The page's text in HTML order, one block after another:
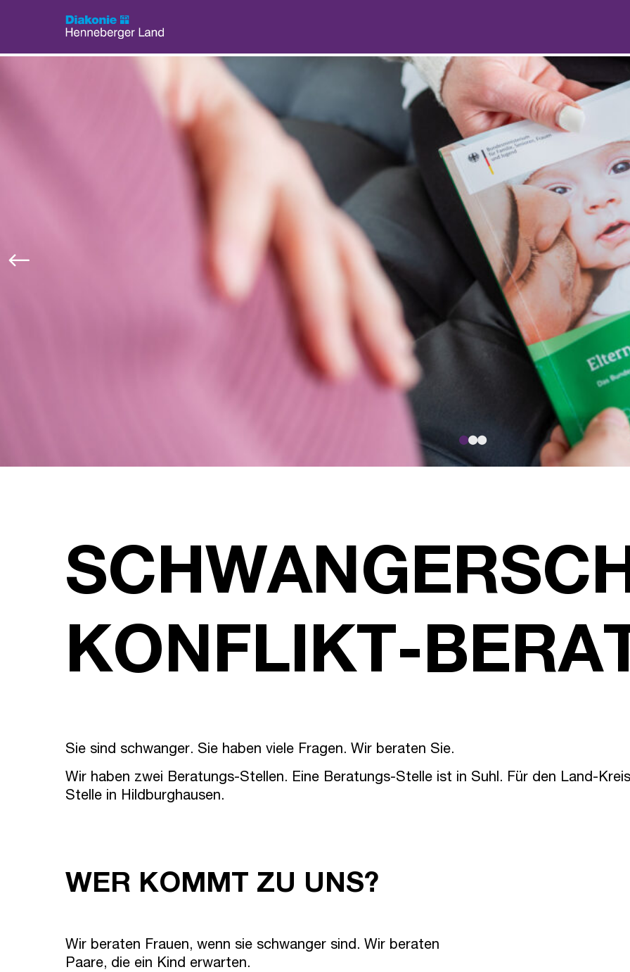
●●●
KONFLIKT-
Sie sind schwanger. Sie haben viele Fragen. Wir beraten Sie.
Wir haben zwei Beratungs-Stellen. Eine Beratungs-Stelle ist in Suhl. Für den Land-
Stelle in Hildburghausen.
WER KOMMT ZU UNS?
Wir beraten Frauen, wenn sie schwanger sind. Wir beraten
Paare, die ein Kind erwarten.